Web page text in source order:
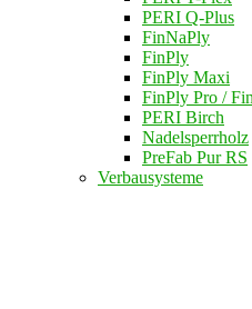
PERI Q-Plus
FinNaPly
FinPly
FinPly Maxi
FinPly Pro /
PERI Birch
Nadelsperrholz
PreFab Pur RS
Verbausysteme